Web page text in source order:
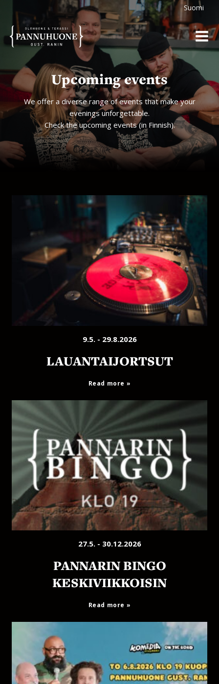
content
Suomi
Upcoming events
We offer a diverse range of events that make your
evenings unforgettable.
Check the upcoming events (in Finnish).
9.5. - 29.8.2026
LAUANTAIJORTSUT
Read more
27.5. - 30.12.2026
PANNARIN BINGO
KESKIVIIKKOISIN
Read more